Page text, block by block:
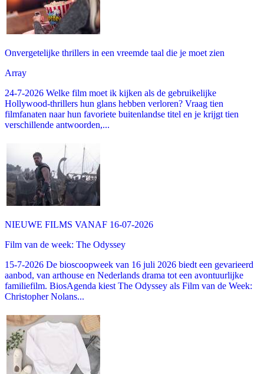
Onvergetelijke thrillers in een vreemde taal die je moet zien
Array
24-7-2026 Welke film moet ik kijken als de gebruikelijke
Hollywood-thrillers hun glans hebben verloren? Vraag tien
filmfanaten naar hun favoriete buitenlandse titel en je krijgt tien
verschillende antwoorden,...
NIEUWE FILMS VANAF 16-07-2026
Film van de week: The Odyssey
15-7-2026 De bioscoopweek van 16 juli 2026 biedt een gevarieerd
aanbod, van arthouse en Nederlands drama tot een avontuurlijke
familiefilm. BiosAgenda kiest The Odyssey als Film van de Week:
Christopher Nolans...